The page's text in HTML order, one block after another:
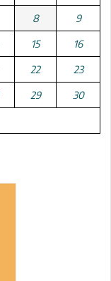
8 9
15 16
22 23
29 30